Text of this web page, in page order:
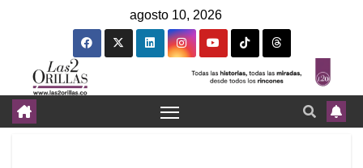
agosto 10, 2026